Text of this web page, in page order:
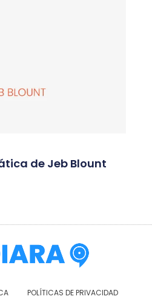
de Jeb Blount
POLÍTICAS DE PRIVACIDAD